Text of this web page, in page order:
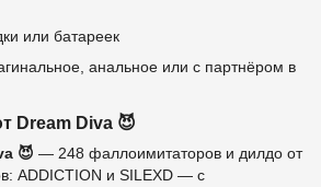
или батареек
анальное или с партнёром в
Dream Diva 😈
😈 — 248 фаллоимитаторов и дилдо от
ADDICTION и SILEXD — с